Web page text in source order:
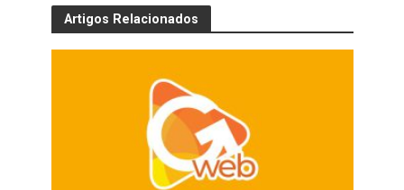
Artigos Relacionados